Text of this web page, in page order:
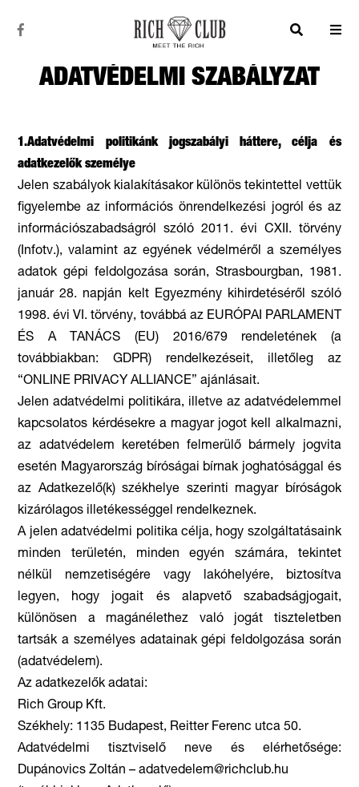
ADATVÉDELMI SZABÁLYZAT
1.Adatvédelmi politikánk jogszabályi háttere, célja és
adatkezelők személye
Jelen szabályok kialakításakor különös tekintettel vettük
figyelembe az információs önrendelkezési jogról és az
információszabadságról szóló 2011. évi CXII. törvény
(Infotv.), valamint az egyének védelméről a személyes
adatok gépi feldolgozása során, Strasbourgban, 1981.
január 28. napján kelt Egyezmény kihirdetéséről szóló
1998. évi VI. törvény, továbbá az EURÓPAI PARLAMENT
ÉS A TANÁCS (EU) 2016/679 rendeletének (a
továbbiakban: GDPR) rendelkezéseit, illetőleg az
“ONLINE PRIVACY ALLIANCE” ajánlásait.
Jelen adatvédelmi politikára, illetve az adatvédelemmel
kapcsolatos kérdésekre a magyar jogot kell alkalmazni,
az adatvédelem keretében felmerülő bármely jogvita
esetén Magyarország bíróságai bírnak joghatósággal és
az Adatkezelő(k) székhelye szerinti magyar bíróságok
kizárólagos illetékességgel rendelkeznek.
A jelen adatvédelmi politika célja, hogy szolgáltatásaink
minden területén, minden egyén számára, tekintet
nélkül nemzetiségére vagy lakóhelyére, biztosítva
legyen, hogy jogait és alapvető szabadságjogait,
különösen a magánélethez való jogát tiszteletben
tartsák a személyes adatainak gépi feldolgozása során
(adatvédelem).
Az adatkezelők adatai:
Rich Group Kft.
Székhely: 1135 Budapest, Reitter Ferenc utca 50.
Adatvédelmi tisztviselő neve és elérhetősége:
Dupánovics Zoltán – adatvedelem@richclub.hu